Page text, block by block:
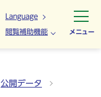
Language
閲覧補助機能 メニュー
公開データ